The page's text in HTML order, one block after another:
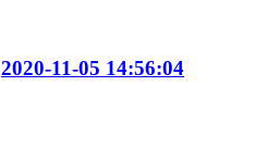
2020-11-05 14:56:04